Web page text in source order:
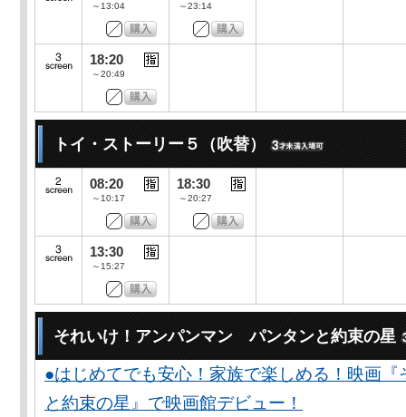
～13:04 ～23:14
18:20
～20:49
トイ・ストーリー５（吹替）
08:20
～10:17
18:30
～20:27
13:30
～15:27
それいけ！アンパンマン パンタンと約束の星
●はじめてでも安心！家族で楽しめる！映画
と約束の星』で映画館デビュー！